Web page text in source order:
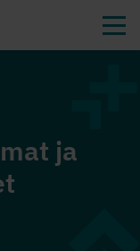
ja